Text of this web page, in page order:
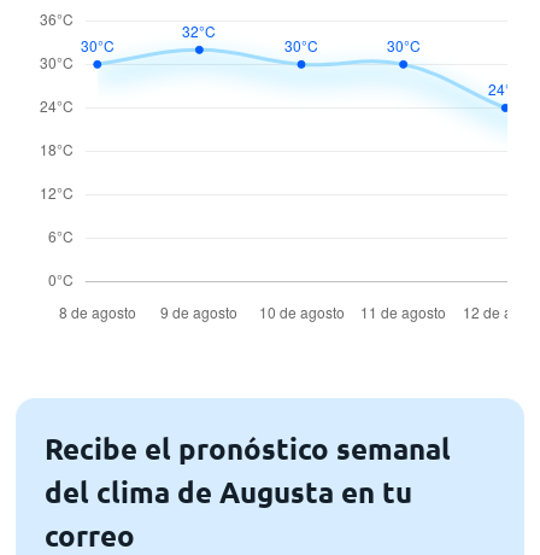
Recibe el pronóstico semanal
del clima de Augusta en tu
correo